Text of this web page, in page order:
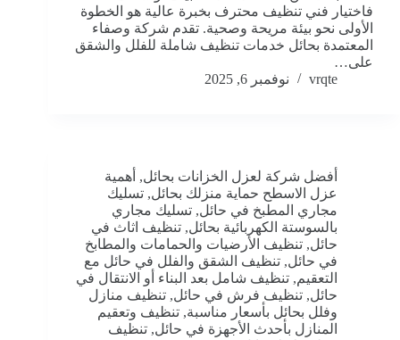
فاختيار فني تنظيف محترف بخبرة عالية هو الخطوة
الأولى نحو بيئة مريحة وصحية. تقدم شركة وصفاء
المعتمدة بحائل خدمات تنظيف شاملة للفلل والشقق
على…
vrqte
نوفمبر 6, 2025
أفضل شركة لعزل الخزانات بحائل, أهمية
عزل الاسطح حماية منزلك بحائل, تسليك
مجاري المطبخ في حائل, تسليك مجاري
بالسوستة الكهربائية بحائل, تنظيف اثاث في
حائل, تنظيف الأرضيات والحمامات والمطابخ
في حائل, تنظيف الشقق والفلل في حائل مع
التعقيم, تنظيف شامل بعد البناء أو الانتقال في
حائل, تنظيف فرش في حائل, تنظيف منازل
وفلل بحائل بأسعار مناسبة, تنظيف وتعقيم
المنازل بأحدث الأجهزة في حائل, تنظيف